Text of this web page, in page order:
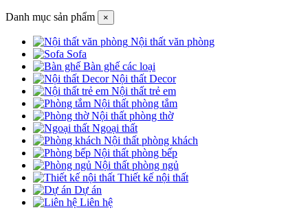
Danh mục sản phẩm ×
Nội thất văn phòng
Sofa
Bàn ghế các loại
Nội thất Decor
Nội thất trẻ em
Nội thất phòng tắm
Nội thất phòng thờ
Ngoại thất
Nội thất phòng khách
Nội thất phòng bếp
Nội thất phòng ngủ
Thiết kế nội thất
Dự án
Liên hệ